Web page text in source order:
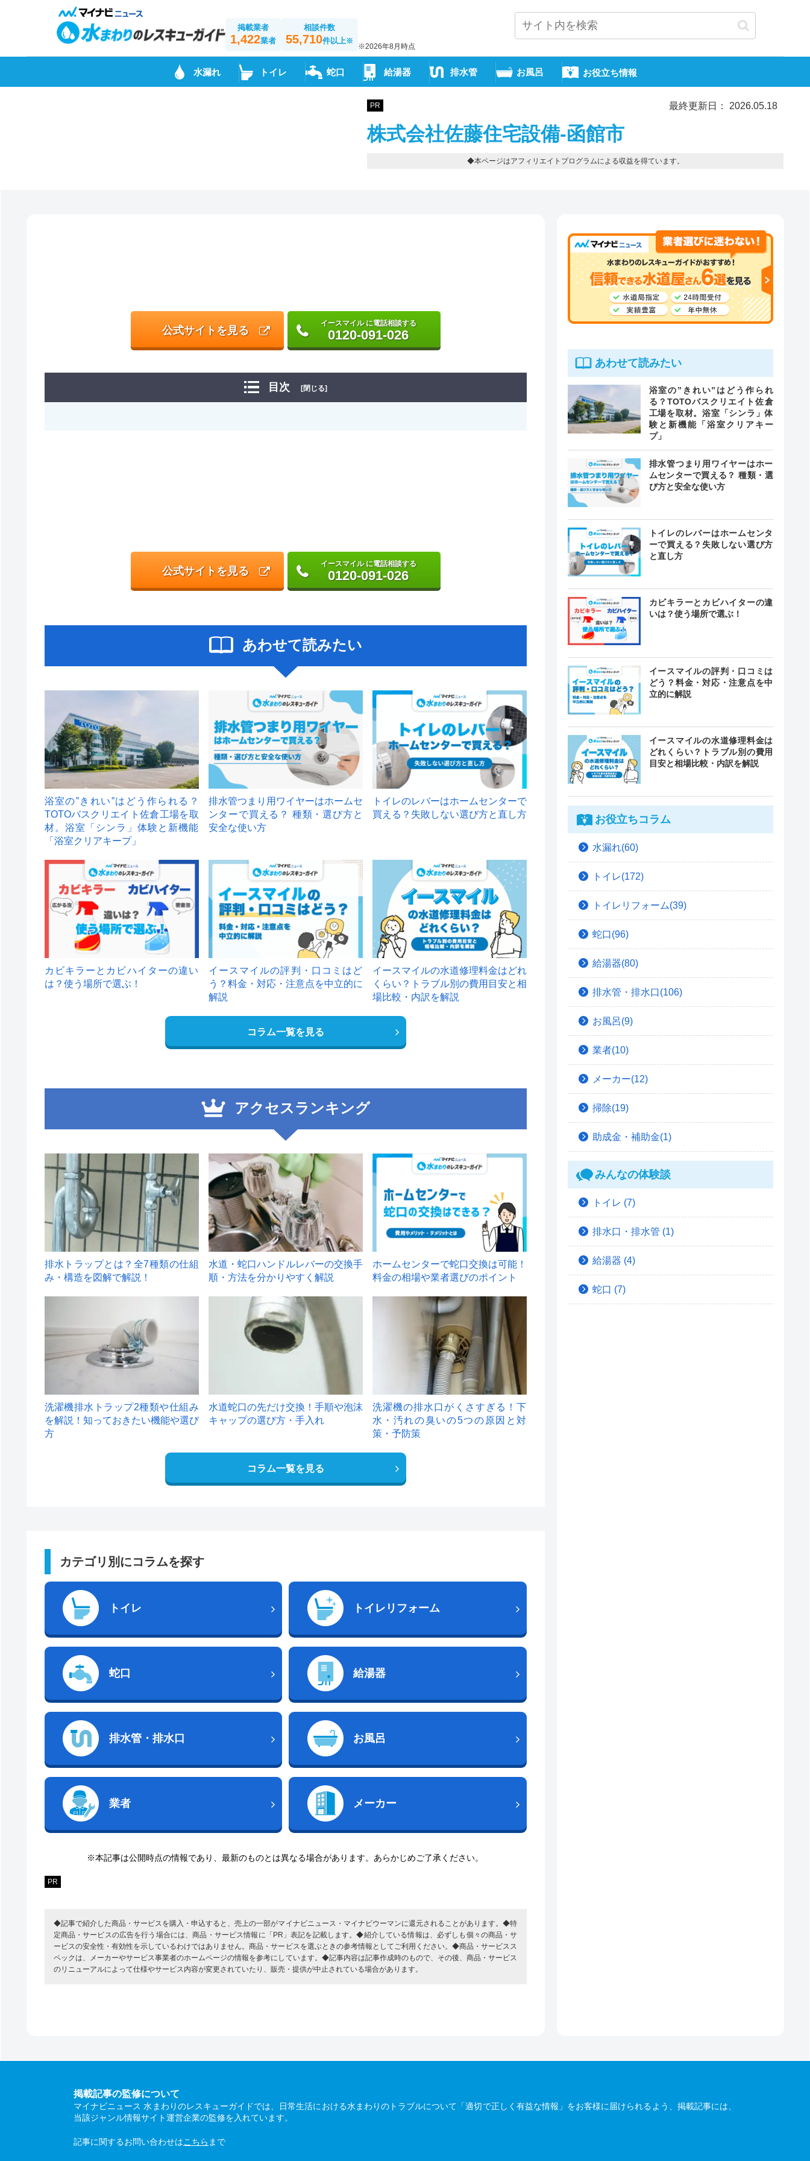
掲載業者
1,422業者
相談件数
55,710件以上※
※2026年8月時点
水漏れ トイレ 蛇口 給湯器 排水管 お風呂 お役立ち情報
PR 最終更新日： 2026.05.18
株式会社佐藤住宅設備-函館市
◆本ページはアフィリエイトプログラムによる収益を得ています。
公式サイトを見る
イースマイル に電話相談する
0120-091-026
目次 [閉じる]
公式サイトを見る
イースマイル に電話相談する
0120-091-026
あわせて読みたい
浴室の”きれい”はどう作られる？
TOTOバスクリエイト佐倉工場を取
材。浴室「シンラ」体験と新機能
「浴室クリアキープ」
排水管つまり用ワイヤーはホームセ
ンターで買える？ 種類・選び方と
安全な使い方
トイレのレバーはホームセンターで
買える？失敗しない選び方と直し方
カビキラーとカビハイターの違い
は？使う場所で選ぶ！
イースマイルの評判・口コミはど
う？料金・対応・注意点を中立的に
解説
イースマイルの水道修理料金はどれ
くらい？トラブル別の費用目安と相
場比較・内訳を解説
コラム一覧を見る
アクセスランキング
1
排水トラップとは？全7種類の仕組
み・構造を図解で解説！
2
水道・蛇口ハンドルレバーの交換手
順・方法を分かりやすく解説
ホームセンターで蛇口交換は可能！
料金の相場や業者選びのポイント
洗濯機排水トラップ2種類や仕組み
を解説！知っておきたい機能や選び
方
水道蛇口の先だけ交換！手順や泡沫
キャップの選び方・手入れ
洗濯機の排水口がくさすぎる！下
水・汚れの臭いの5つの原因と対
策・予防策
コラム一覧を見る
カテゴリ別にコラムを探す
トイレ トイレリフォーム
蛇口 給湯器
排水管・排水口 お風呂
業者 メーカー
※本記事は公開時点の情報であり、最新のものとは異なる場合があります。あらかじめご了承ください。
PR
◆記事で紹介した商品・サービスを購入・申込すると、売上の一部がマイナビニュース・マイナビウーマンに還元されることがあります。◆特
定商品・サービスの広告を行う場合には、商品・サービス情報に「PR」表記を記載します。◆紹介している情報は、必ずしも個々の商品・サ
ービスの安全性・有効性を示しているわけではありません。商品・サービスを選ぶときの参考情報としてご利用ください。◆商品・サービスス
ペックは、メーカーやサービス事業者のホームページの情報を参考にしています。◆記事内容は記事作成時のもので、その後、商品・サービス
のリニューアルによって仕様やサービス内容が変更されていたり、販売・提供が中止されている場合があります。
あわせて読みたい
浴室の”きれい”はどう作られ
る？TOTOバスクリエイト佐倉
工場を取材。浴室「シンラ」体
験と新機能「浴室クリアキー
プ」
排水管つまり用ワイヤーはホー
ムセンターで買える？ 種類・選
び方と安全な使い方
トイレのレバーはホームセンタ
ーで買える？失敗しない選び方
と直し方
カビキラーとカビハイターの違
いは？使う場所で選ぶ！
イースマイルの評判・口コミは
どう？料金・対応・注意点を中
立的に解説
イースマイルの水道修理料金は
どれくらい？トラブル別の費用
目安と相場比較・内訳を解説
お役立ちコラム
水漏れ(60)
トイレ(172)
トイレリフォーム(39)
蛇口(96)
給湯器(80)
排水管・排水口(106)
お風呂(9)
業者(10)
メーカー(12)
掃除(19)
助成金・補助金(1)
みんなの体験談
トイレ (7)
排水口・排水管 (1)
給湯器 (4)
蛇口 (7)
掲載記事の監修について
マイナビニュース 水まわりのレスキューガイドでは、日常生活における水まわりのトラブルについて「適切で正しく有益な情報」をお客様に届けられるよう、掲載記事には、
当該ジャンル情報サイト運営企業の監修を入れています。
記事に関するお問い合わせはこちら まで